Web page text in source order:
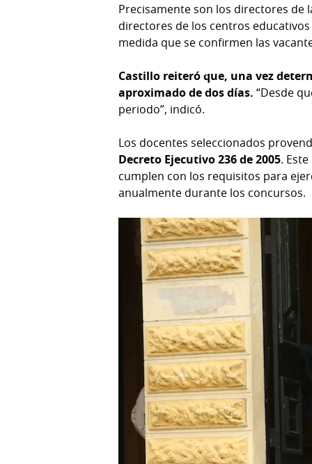
Precisamente son los directores de
directores de los centros
medida que se confirmen las
Castillo reiteró que, una vez
aproximado de dos días. “Desde
periodo”, indicó.
Los docentes seleccionados
Decreto Ejecutivo 236 de 2005.
cumplen con los requisitos para
anualmente durante los concursos.